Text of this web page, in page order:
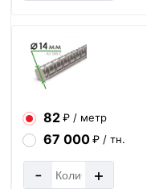
82₽ / метр
67 000₽ / тн.
- +